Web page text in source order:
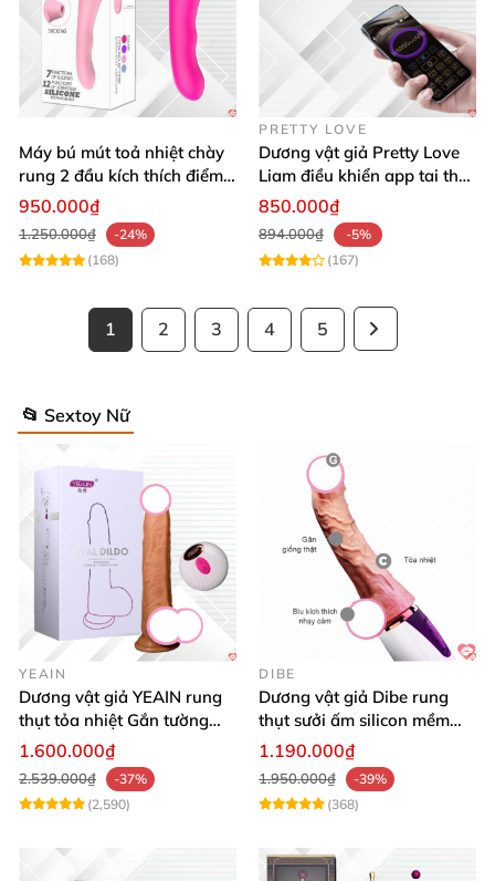
Máy bú mút toả nhiệt chày
rung 2 đầu kích thích điểm
G siêu hứng
950.000₫
1.250.000₫
-24%
(168)
PRETTY LOVE
Dương vật giả Pretty Love
Liam điều khiển app tai thỏ
12 chế độ rung kích thích
850.000₫
894.000₫
-5%
(167)
1 2 3 4 5
📂 Sextoy Nữ
YEAIN
Dương vật giả YEAIN rung
thụt tỏa nhiệt Gắn tường
Điều khiển từ xa
1.600.000₫
2.539.000₫
-37%
(2,590)
DIBE
Dương vật giả Dibe rung
thụt sưởi ấm silicon mềm
mại sạc USB
1.190.000₫
1.950.000₫
-39%
(368)